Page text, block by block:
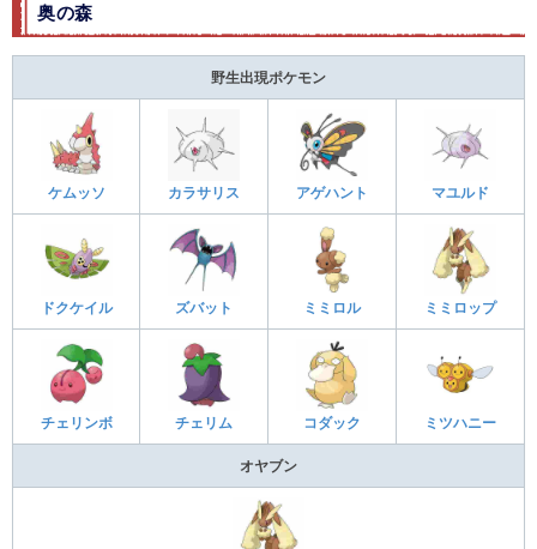
奥の森
野生出現ポケモン
ケムッソ カラサリス アゲハント マユルド
ドクケイル ズバット ミミロル ミミロップ
チェリンボ チェリム コダック ミツハニー
オヤブン